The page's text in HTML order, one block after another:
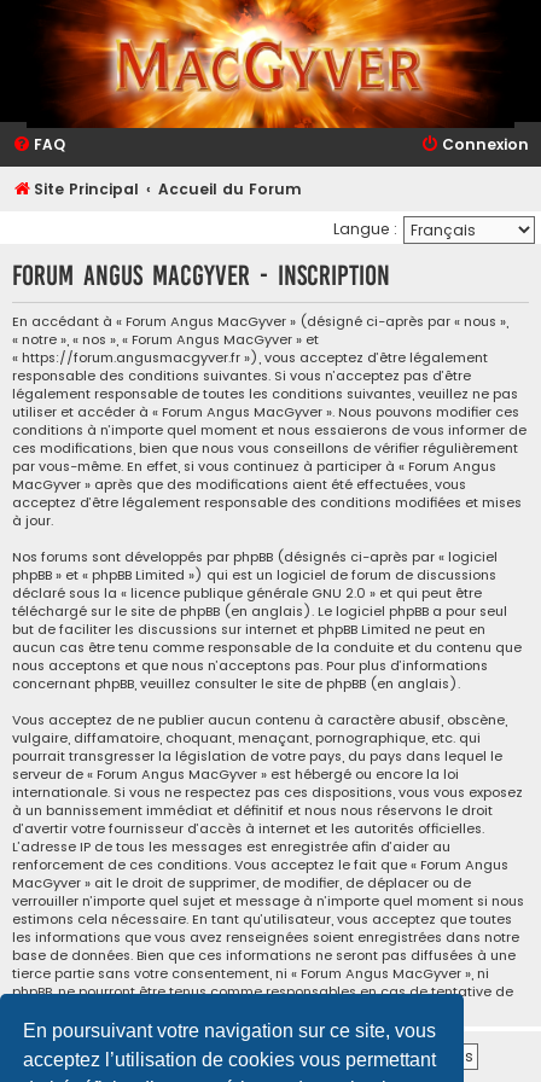
En poursuivant votre navigation sur ce site, vous
acceptez l’utilisation de cookies vous permettant
FAQ Connexion
Site Principal
Accueil du Forum
Langue :
Forum Angus MacGyver - Inscription
En accédant à « Forum Angus MacGyver » (désigné ci-après par « nous »,
« notre », « nos », « Forum Angus MacGyver » et
« https://forum.angusmacgyver.fr »), vous acceptez d’être légalement
responsable des conditions suivantes. Si vous n’acceptez pas d’être
légalement responsable de toutes les conditions suivantes, veuillez ne pas
utiliser et accéder à « Forum Angus MacGyver ». Nous pouvons modifier ces
conditions à n’importe quel moment et nous essaierons de vous informer de
ces modifications, bien que nous vous conseillons de vérifier régulièrement
par vous-même. En effet, si vous continuez à participer à « Forum Angus
MacGyver » après que des modifications aient été effectuées, vous
acceptez d’être légalement responsable des conditions modifiées et mises
à jour.
Nos forums sont développés par phpBB (désignés ci-après par « logiciel
phpBB » et « phpBB Limited ») qui est un logiciel de forum de discussions
déclaré sous la « licence publique générale GNU 2.0 » et qui peut être
téléchargé sur le site de phpBB (en anglais). Le logiciel phpBB a pour seul
but de faciliter les discussions sur internet et phpBB Limited ne peut en
aucun cas être tenu comme responsable de la conduite et du contenu que
nous acceptons et que nous n’acceptons pas. Pour plus d’informations
concernant phpBB, veuillez consulter le site de phpBB (en anglais).
Vous acceptez de ne publier aucun contenu à caractère abusif, obscène,
vulgaire, diffamatoire, choquant, menaçant, pornographique, etc. qui
pourrait transgresser la législation de votre pays, du pays dans lequel le
serveur de « Forum Angus MacGyver » est hébergé ou encore la loi
internationale. Si vous ne respectez pas ces dispositions, vous vous exposez
à un bannissement immédiat et définitif et nous nous réservons le droit
d’avertir votre fournisseur d’accès à internet et les autorités officielles.
L’adresse IP de tous les messages est enregistrée afin d’aider au
renforcement de ces conditions. Vous acceptez le fait que « Forum Angus
MacGyver » ait le droit de supprimer, de modifier, de déplacer ou de
verrouiller n’importe quel sujet et message à n’importe quel moment si nous
estimons cela nécessaire. En tant qu’utilisateur, vous acceptez que toutes
les informations que vous avez renseignées soient enregistrées dans notre
base de données. Bien que ces informations ne seront pas diffusées à une
tierce partie sans votre consentement, ni « Forum Angus MacGyver », ni
phpBB, ne pourront être tenus comme responsables en cas de tentative de